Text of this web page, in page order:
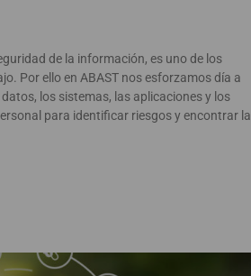
de la información, es uno de los
Por ello en ABAST nos esforzamos día a
los sistemas, las aplicaciones y los
para identificar riesgos y encontrar la